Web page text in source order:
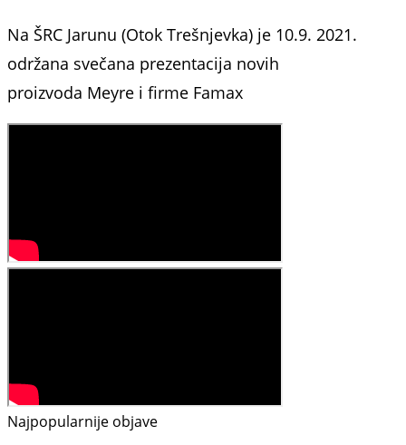
Na ŠRC Jarunu (Otok Trešnjevka) je 10.9. 2021.
održana svečana prezentacija novih
proizvoda Meyre i firme Famax
Najpopularnije objave